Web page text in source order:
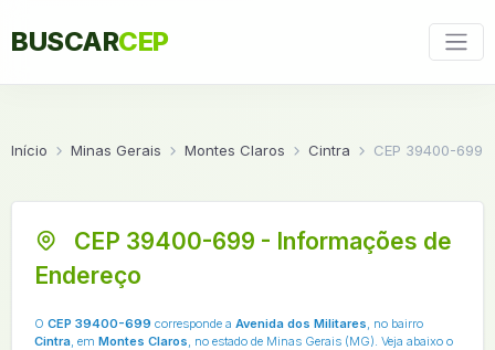
BUSCARCEP
Início Minas Gerais Montes Claros Cintra CEP 39400-699
CEP 39400-699 - Informações de
Endereço
O CEP 39400-699 corresponde a Avenida dos Militares, no bairro
Cintra, em Montes Claros, no estado de Minas Gerais (MG). Veja abaixo o